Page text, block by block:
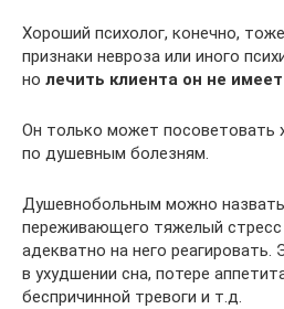
Хороший психолог, конечно,
признаки невроза или иного
но лечить клиента он не
Он только может посоветовать
по душевным болезням.
Душевнобольным можно назвать
переживающего тяжелый стресс
адекватно на него
в ухудшении сна, потере
беспричинной тревоги и т.д.